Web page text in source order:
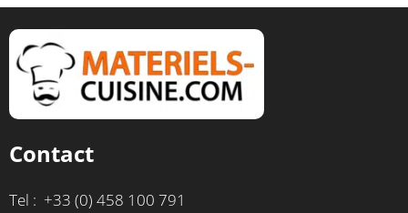
Contact
Tel : +33 (0) 458 100 791